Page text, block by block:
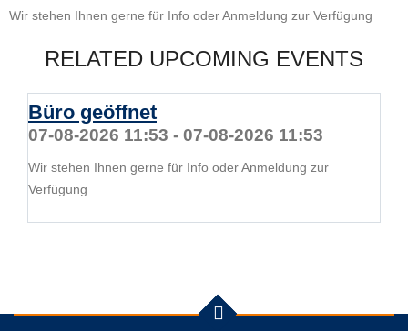
Wir stehen Ihnen gerne für Info oder Anmeldung zur Verfügung
RELATED UPCOMING EVENTS
Büro geöffnet
07-08-2026 11:53 - 07-08-2026 11:53
Wir stehen Ihnen gerne für Info oder Anmeldung zur
Verfügung